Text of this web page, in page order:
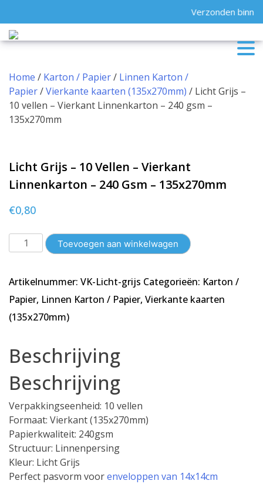
to
content
Verzonden
Home / Karton / Papier/ Linnen Karton /
Papier/Vierkante kaarten (135x270mm) / Licht Grijs –
10 vellen – Vierkant Linnenkarton – 240 gsm –
135x270mm
Licht Grijs – 10 Vellen – Vierkant
Linnenkarton – 240 Gsm – 135x270mm
€0,80
Licht
Grijs
10
vellen
-
Vierkant
-
240
gsm
135x270mm
aantal
Toevoegen aan winkelwagen
Artikelnummer: VK-Licht-grijs Categorieën: Karton /
Papier, Linnen Karton / Papier, Vierkante kaarten
(135x270mm)
Beschrijving
Beschrijving
Verpakkingseenheid: 10 vellen
Formaat: Vierkant (135x270mm)
Papierkwaliteit: 240gsm
Structuur: Linnenpersing
Kleur: Licht Grijs
Perfect pasvorm voorenveloppen van 14x14cm